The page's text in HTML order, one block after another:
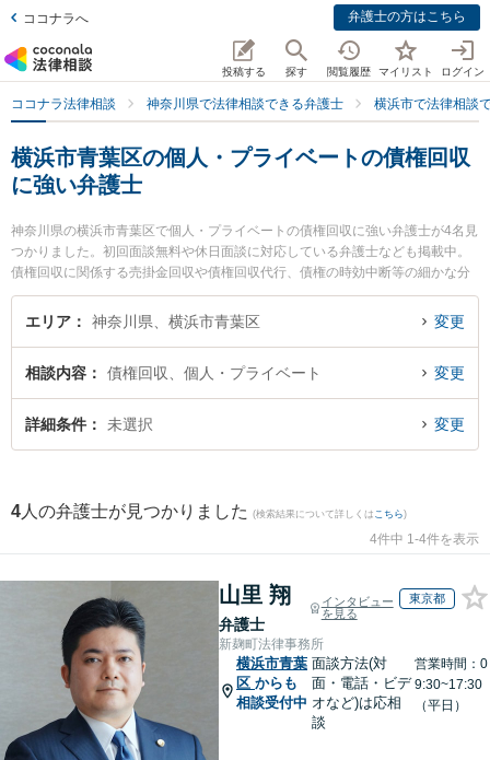
ココナラへ 弁護士の方はこちら
投稿する 探す 閲覧履歴 マイリスト ログイン
ココナラ法律相談 神奈川県で法律相談できる弁護士 横浜市で法律相談
横浜市青葉区の個人・プライベートの債権回収
に強い弁護士
神奈川県の横浜市青葉区で個人・プライベートの債権回収に強い弁護士が4名見
つかりました。初回面談無料や休日面談に対応している弁護士なども掲載中。
債権回収に関係する売掛金回収や債権回収代行、債権の時効中断等の細かな分
野での絞り込み検索もでき便利です。特に横浜青葉法律事務所の下山 達也弁護
士や青葉あけぼの法律事務所の小林 理英弁護士、アスールたまプラ法律事務所
のトラブルを今すぐに弁護士に相談したい』『個人・プライベートの債権回収
のトラブル解決の実績豊富な近くの弁護士を検索したい』『初回相談無料で個
人・プライベートの債権回収を法律相談できる横浜市青葉区内の弁護士に相談
エリア 神奈川県、横浜市青葉区 変更
相談内容 債権回収、個人・プライベート 変更
詳細条件 未選択 変更
4 人の弁護士が見つかりました (検索結果について詳しくは こちら)
4件中 1-4件を表示
山里 翔
弁護士
インタビュー
を見る
東京都
新麹町法律事務所
横浜市青葉
区 からも
相談受付中
面談方法(対
面・電話・ビデ
オなど)は応相
談
営業時間：0
9:30~17:30
（平日）